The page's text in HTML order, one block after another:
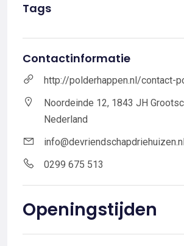
Tags
Contactinformatie
http://polderhappen.nl/contact-
Noordeinde 12, 1843 JH
Nederland
info@devriendschapdriehuizen.nl
0299 675 513
Openingstijden